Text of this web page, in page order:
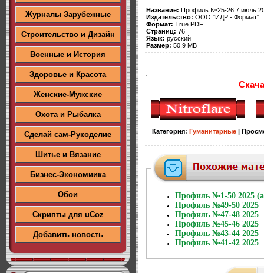
Журналы Зарубежные
Строительство и Дизайн
Военные и История
Здоровье и Красота
Женские-Мужские
Охота и Рыбалка
Сделай сам-Рукоделие
Шитье и Вязание
Бизнес-Экономиика
Обои
Скрипты для uCoz
Добавить новость
Название: Профиль №25-26 7,июль
Издательство: ООО "ИДР - Формат"
Формат: True PDF
Страниц: 76
Язык: русский
Размер: 50,9 MB
Категория: Гуманитарные|
Профиль №1-50 2025
Профиль №49-50 2025
Профиль №47-48 2025
Профиль №45-46 2025
Профиль №43-44 2025
Профиль №41-42 2025